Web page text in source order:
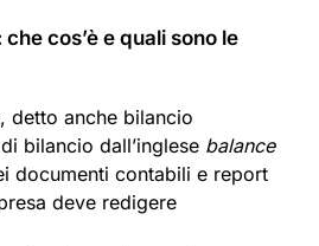
cos’è e quali sono le
detto anche bilancio
bilancio dall’inglese balance
documenti contabili e report
deve redigere